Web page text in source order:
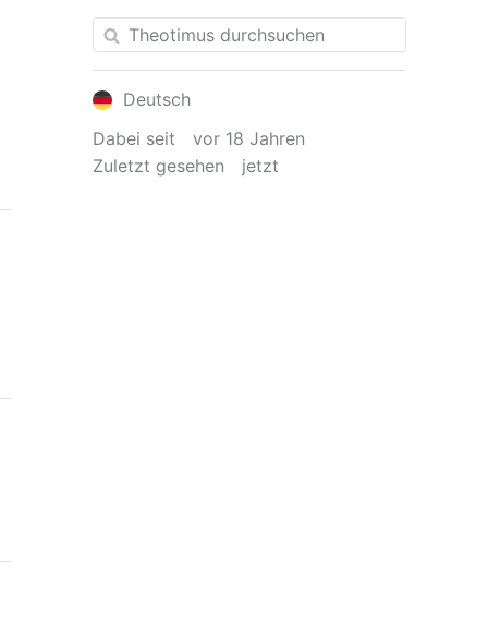
Deutsch
Dabei seit
vor 18 Jahren
Zuletzt gesehen
jetzt